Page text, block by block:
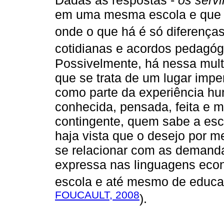
em uma mesma escola e
onde o que há é só
cotidianas e acordos
Possivelmente, há nessa
que se trata de um lugar
como parte da experiência
conhecida, pensada, feita e
contingente, quem sabe a
haja vista que o desejo por
se relacionar com as
expressa nas linguagens
escola e até mesmo de
FOUCAULT, 2008).